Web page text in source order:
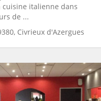
italienne dans
de ...
Civrieux d'Azergues